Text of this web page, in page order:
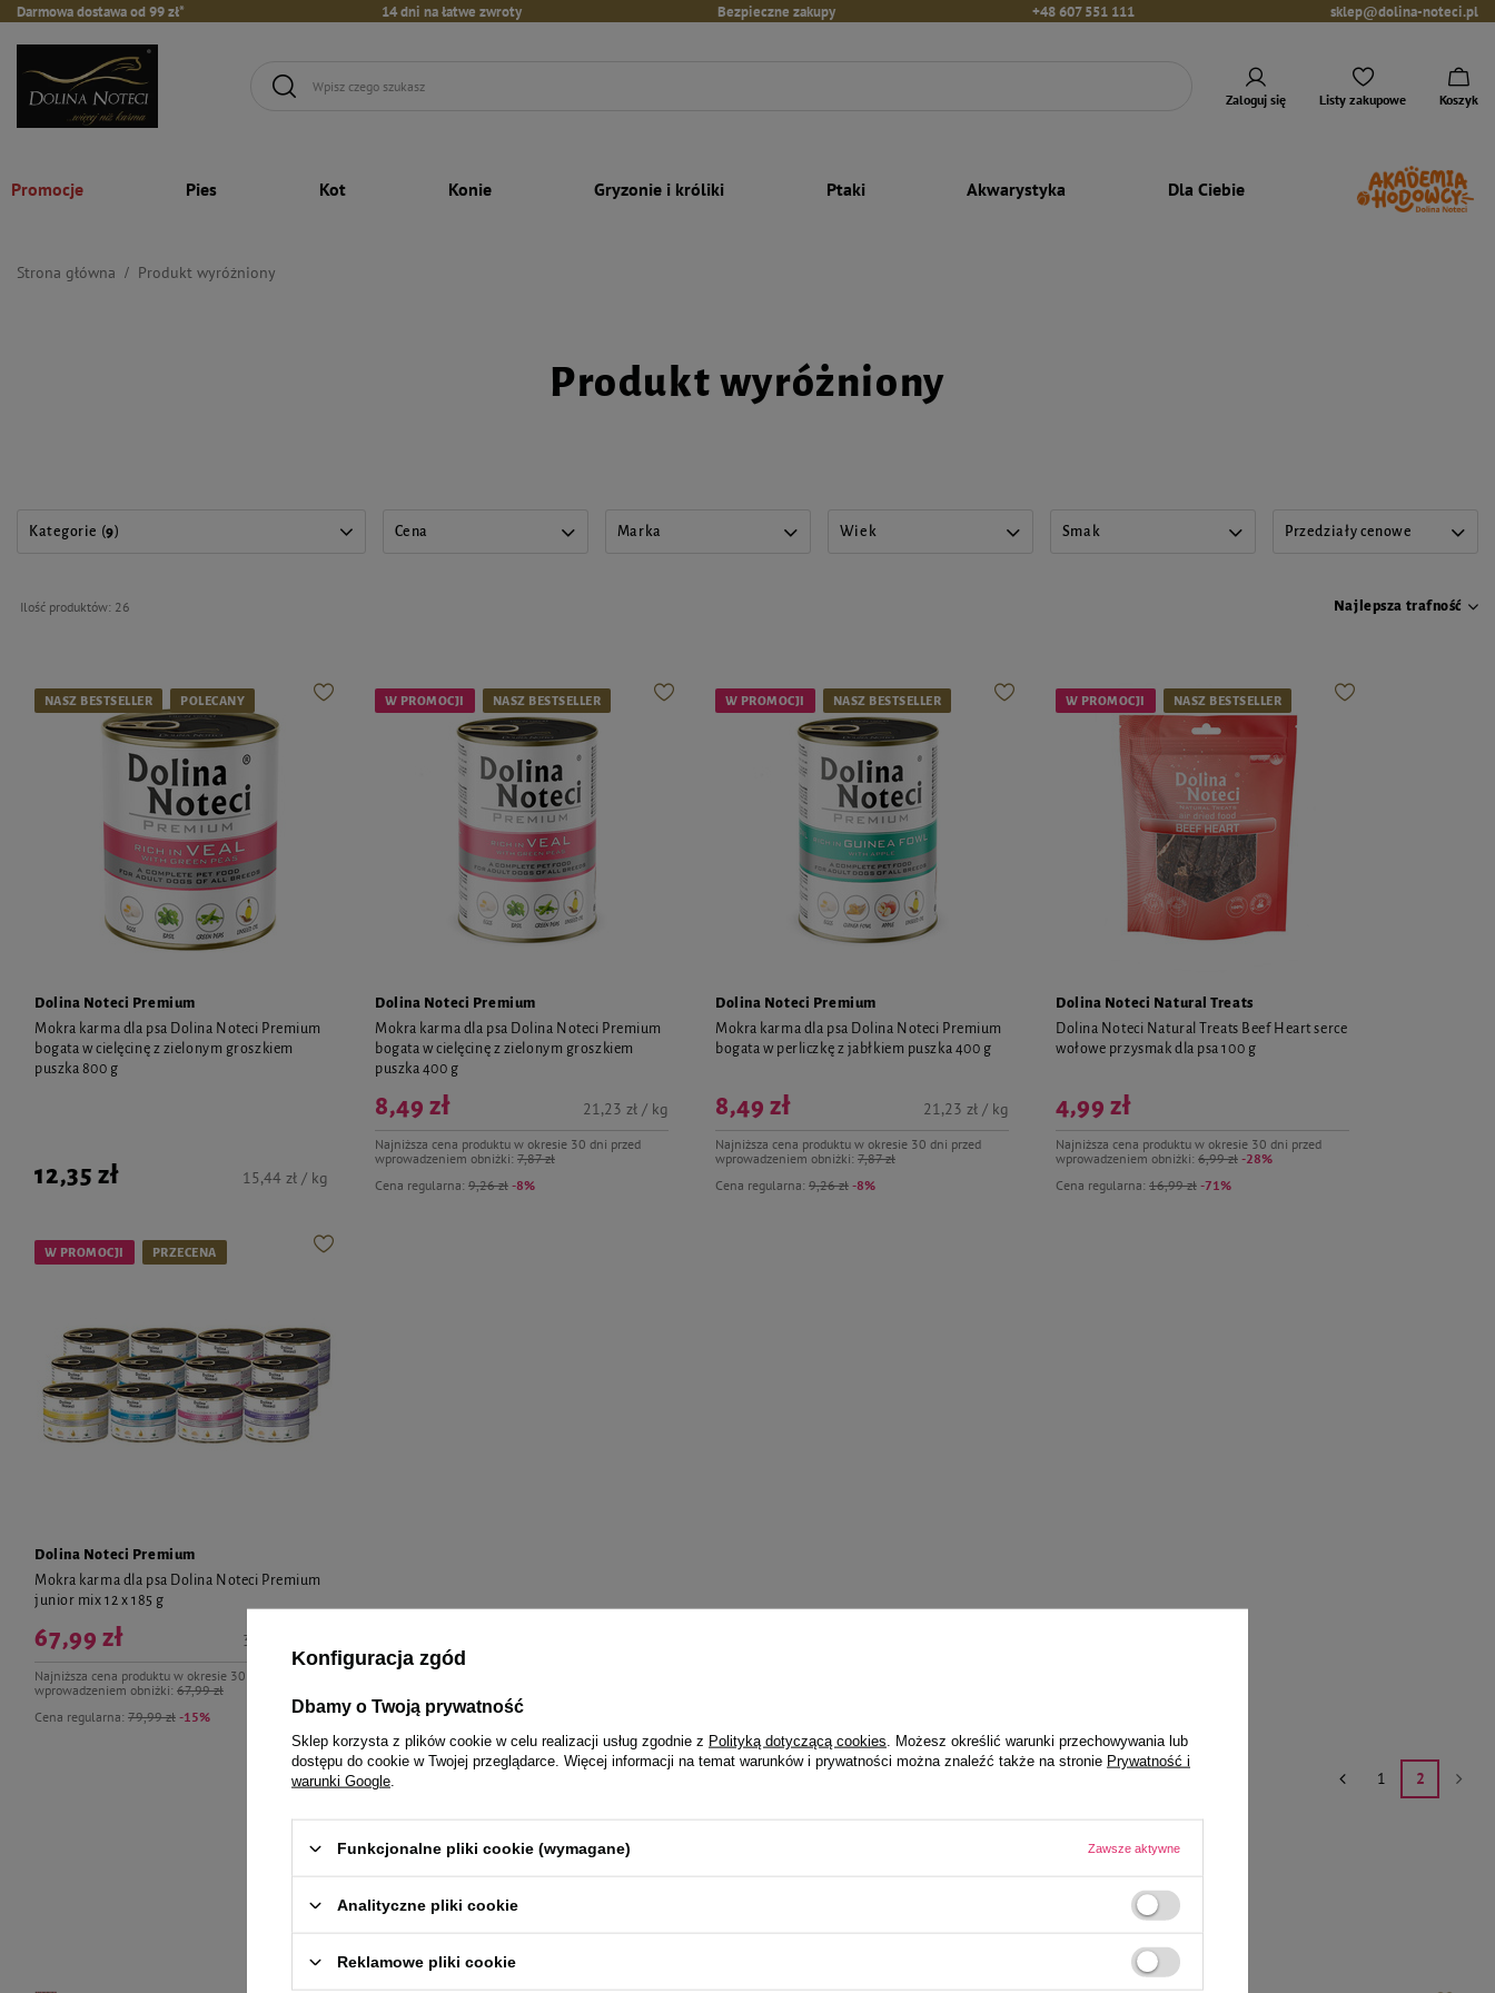
Darmowa dostawa od 99 zł* 14 dni na łatwe zwroty Bezpieczne zakupy +48 607 551 111 sklep@dolina-noteci.pl
Zaloguj się Listy zakupowe Koszyk
Promocje Pies Kot Konie Gryzonie i króliki Ptaki Akwarystyka Dla Ciebie
Strona główna Produkt wyróżniony
Produkt wyróżniony
Kategorie (9) Cena Marka Wiek Smak Przedziały cenowe
Ilość produktów: 26 Najlepsza trafność
NASZ BESTSELLER POLECANY
Dolina Noteci Premium
Mokra karma dla psa Dolina Noteci Premium
bogata w cielęcinę z zielonym groszkiem
puszka 800 g
12,35 zł 15,44 zł / kg
W PROMOCJI NASZ BESTSELLER
Dolina Noteci Premium
Mokra karma dla psa Dolina Noteci Premium
bogata w cielęcinę z zielonym groszkiem
puszka 400 g
Cena regularna: 9,26 zł -8%
8,49 zł
Najniższa cena produktu w okresie 30 dni przed
wprowadzeniem obniżki: 7,87 zł
21,23 zł / kg
W PROMOCJI NASZ BESTSELLER
Dolina Noteci Premium
Mokra karma dla psa Dolina Noteci Premium
bogata w perliczkę z jabłkiem puszka 400 g
Cena regularna: 9,26 zł -8%
8,49 zł
Najniższa cena produktu w okresie 30 dni przed
wprowadzeniem obniżki: 7,87 zł
21,23 zł / kg
W PROMOCJI NASZ BESTSELLER
Dolina Noteci Natural Treats
Dolina Noteci Natural Treats Beef Heart serce
wołowe przysmak dla psa 100 g
Cena regularna: 16,99 zł -71%
4,99 zł
Najniższa cena produktu w okresie 30 dni przed
wprowadzeniem obniżki: 6,99 zł -28%
W PROMOCJI PRZECENA
Dolina Noteci Premium
Mokra karma dla psa Dolina Noteci Premium
junior mix 12 x 185 g
Cena regularna: 79,99 zł -15%
67,99 zł
Najniższa cena produktu w okresie 30 dni przed
wprowadzeniem obniżki: 67,99 zł
30,63 zł / kg
1 2
Twój pupil ucieszy się także z...
Konfiguracja zgód
Dbamy o Twoją prywatność
Sklep korzysta z plików cookie w celu realizacji usług zgodnie z Polityką dotyczącą cookies . Możesz określić warunki przechowywania lub
dostępu do cookie w Twojej przeglądarce. Więcej informacji na temat warunków i prywatności można znaleźć także na stronie Prywatność i
warunki Google
Funkcjonalne pliki cookie (wymagane) Zawsze aktywne
Analityczne pliki cookie
Reklamowe pliki cookie